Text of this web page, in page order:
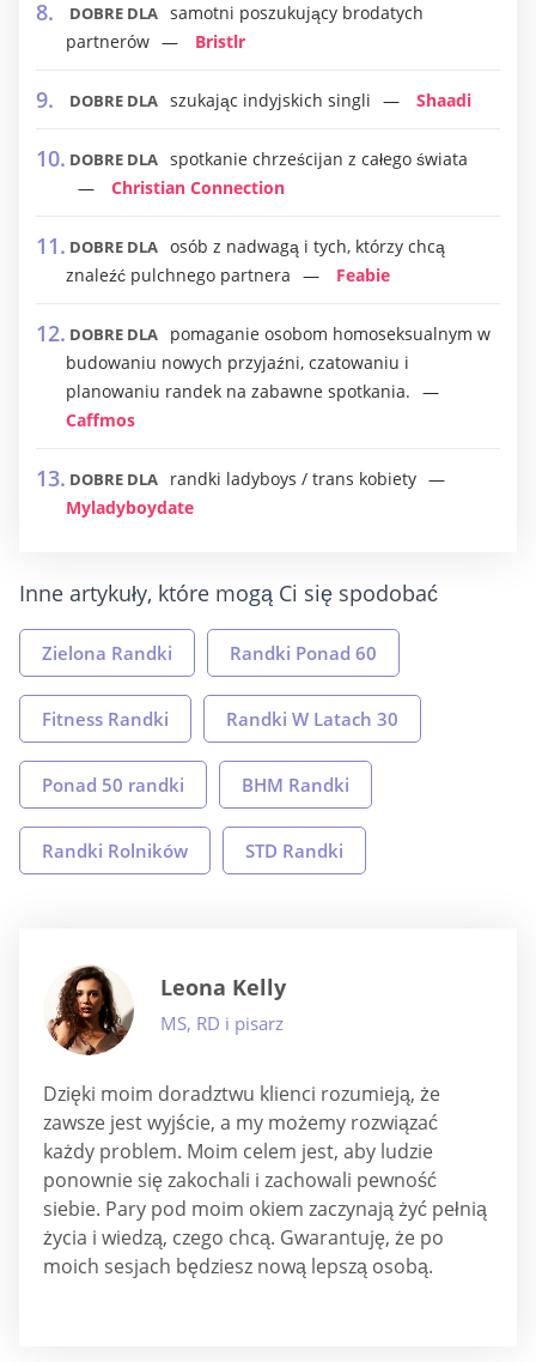
DOBRE DLA samotni poszukujący brodatych
partnerów
Bristlr
DOBRE DLA szukając indyjskich singli Shaadi
DOBRE DLA spotkanie chrześcijan z całego świata
Christian Connection
DOBRE DLA osób z nadwagą i tych, którzy chcą
znaleźć pulchnego partnera
Feabie
DOBRE DLA
pomaganie osobom homoseksualnym w
budowaniu nowych przyjaźni, czatowaniu i
planowaniu randek na zabawne spotkania.
Caffmos
DOBRE DLA
randki ladyboys / trans kobiety
Myladyboydate
Inne artykuły, które mogą Ci się spodobać
Zielona Randki Randki Ponad 60
Fitness Randki Randki W Latach 30
Ponad 50 randki BHM Randki
Randki Rolników STD Randki
Leona Kelly
MS, RD i pisarz
Dzięki moim doradztwu klienci rozumieją, że
zawsze jest wyjście, a my możemy rozwiązać
każdy problem. Moim celem jest, aby ludzie
ponownie się zakochali i zachowali pewność
siebie. Pary pod moim okiem zaczynają żyć pełnią
życia i wiedzą, czego chcą. Gwarantuję, że po
moich sesjach będziesz nową lepszą osobą.